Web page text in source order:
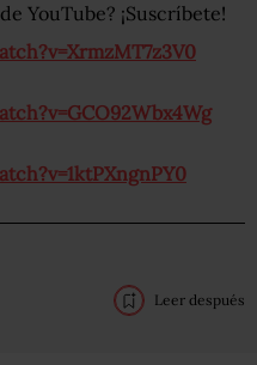
YouTube? ¡Suscríbete!
Leer después